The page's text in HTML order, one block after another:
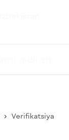
Verifikatsiya